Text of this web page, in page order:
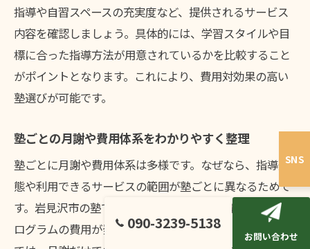
指導や自習スペースの充実度など、提供されるサービス
内容を確認しましょう。具体的には、学習スタイルや目
標に合った指導方法が用意されているかを比較すること
がポイントとなります。これにより、費用対効果の高い
塾選びが可能です。
塾ごとの月謝や費用体系をわかりやすく整理
塾ごとに月謝や費用体系は多様です。なぜなら、指導形
態や利用できるサービスの範囲が塾ごとに異なるためで
す。岩見沢市の塾では、基本月謝に加え、講習や特別プ
ログラムの費用が発生する場合もあります。実際の比較
SNS
090-3239-5138
お問い合わせ